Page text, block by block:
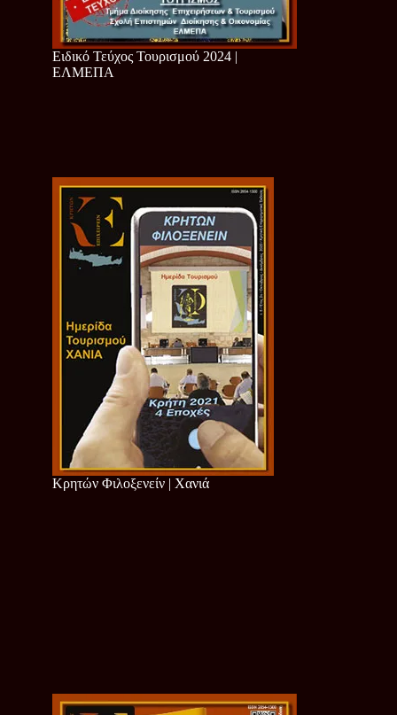
Ειδικό Τεύχος Τουρισμού 2024 |
ΕΛΜΕΠΑ
Κρητών Φιλοξενείν | Χανιά